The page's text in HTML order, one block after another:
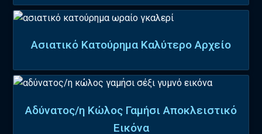
Ασιατικό Κατούρημα Καλύτερο Αρχείο
Αδύνατος/η Κώλος Γαμήσι Αποκλειστικό
Εικόνα